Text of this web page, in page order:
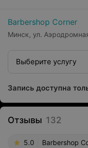
Barbershop Corner
Минск, ул.
Выберите услугу
Запись доступна
Отзывы 132
5.0 Barbershop